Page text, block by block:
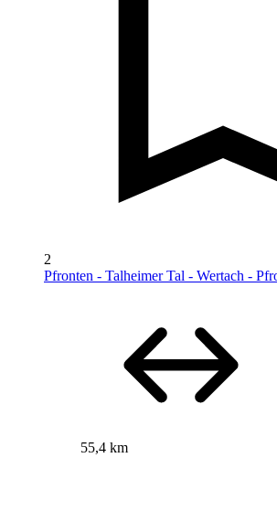
2
Pfronten - Talheimer Tal - Wertach -
55,4 km